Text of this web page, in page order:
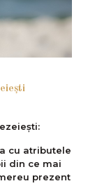
cu atributele
din ce mai
prezent